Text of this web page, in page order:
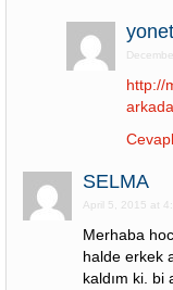
http://
SELMA
April 5, 2015 at
Merhaba
halde erkek
kaldım ki.